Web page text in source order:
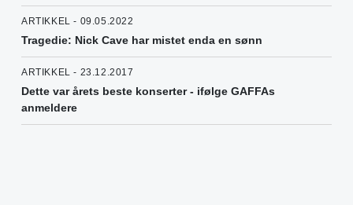
ARTIKKEL - 09.05.2022
Tragedie: Nick Cave har mistet enda en sønn
ARTIKKEL - 23.12.2017
Dette var årets beste konserter - ifølge GAFFAs
anmeldere